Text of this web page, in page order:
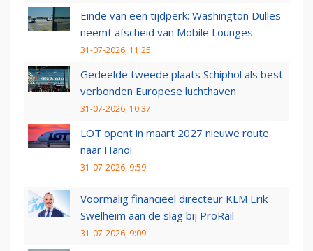
Einde van een tijdperk: Washington Dulles
neemt afscheid van Mobile Lounges
31-07-2026, 11:25
Gedeelde tweede plaats Schiphol als best
verbonden Europese luchthaven
31-07-2026, 10:37
LOT opent in maart 2027 nieuwe route
naar Hanoi
31-07-2026, 9:59
Voormalig financieel directeur KLM Erik
Swelheim aan de slag bij ProRail
31-07-2026, 9:09